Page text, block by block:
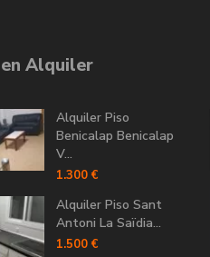
Alquiler
Alquiler Piso
Benicalap Benicalap
V...
1.300 €
Alquiler Piso Sant
Antoni La Saïdia...
1.500 €